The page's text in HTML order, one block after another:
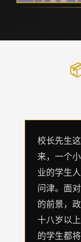
校长先生
来，一个
业的学生
问津。面
的前景，
十八岁以
的学生都